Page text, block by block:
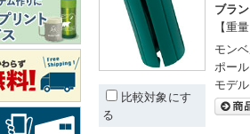
比較対象にす
る
ブラ
【重
モン
ポー
モデ